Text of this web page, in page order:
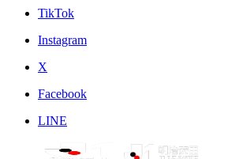
TikTok
Instagram
X
Facebook
LINE